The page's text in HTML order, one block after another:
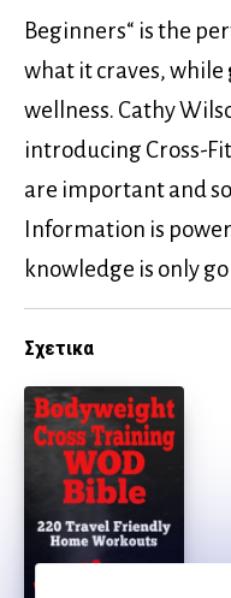
Beginners“ is the
what it craves,
wellness. Cathy
introducing Cross-
are important and
Information is
knowledge is only
Σχετικα